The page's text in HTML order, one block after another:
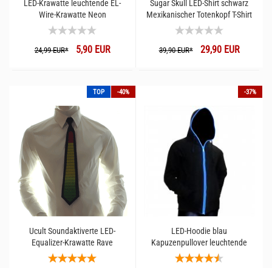
LED-Krawatte leuchtende EL-
Wire-Krawatte Neon
24,99 EUR*5,90 EUR
Sugar Skull LED-Shirt schwarz
Mexikanischer Totenkopf T-Shirt
39,90 EUR*29,90 EUR
TOP -40%
Ucult Soundaktiverte LED-
Equalizer-Krawatte Rave
-37%
LED-Hoodie blau
Kapuzenpullover leuchtende
Kleidung